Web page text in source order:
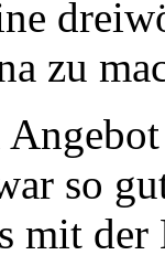
zu
so
mit